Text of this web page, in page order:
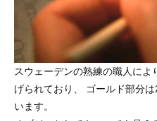
スウェーデンの熟練の職人に
げられており、 ゴールド部分
います。